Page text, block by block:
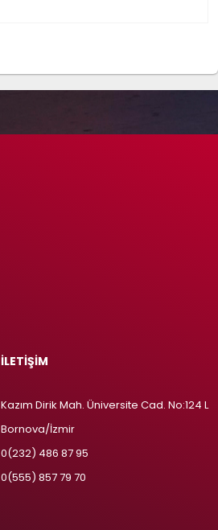
İLETİŞİM
Kazım Dirik Mah. Üniversite Cad. No:124 L
Bornova/İzmir
0(232) 486 87 95
0(555) 857 79 70